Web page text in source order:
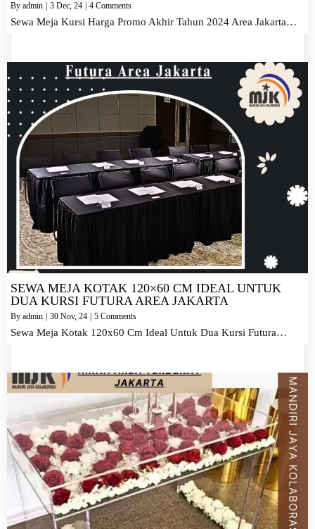
By admin 3 Dec, 24 4 Comments
Sewa Meja Kursi Harga Promo Akhir Tahun 2024 Area Jakarta…
SEWA MEJA KOTAK 120×60 CM IDEAL UNTUK
DUA KURSI FUTURA AREA JAKARTA
By admin | 30 Nov, 24 | 5 Comments
Sewa Meja Kotak 120x60 Cm Ideal Untuk Dua Kursi Futura…